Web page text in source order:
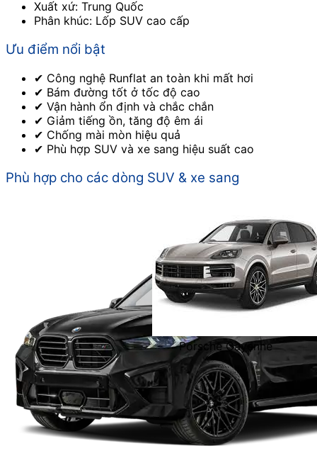
Xuất xứ: Trung Quốc
Phân khúc: Lốp SUV cao cấp
Ưu điểm nổi bật
✔ Công nghệ Runflat an toàn khi mất hơi
✔ Bám đường tốt ở tốc độ cao
✔ Vận hành ổn định và chắc chắn
✔ Giảm tiếng ồn, tăng độ êm ái
✔ Chống mài mòn hiệu quả
✔ Phù hợp SUV và xe sang hiệu suất cao
Phù hợp cho các dòng SUV & xe sang
Porsche Cayenne